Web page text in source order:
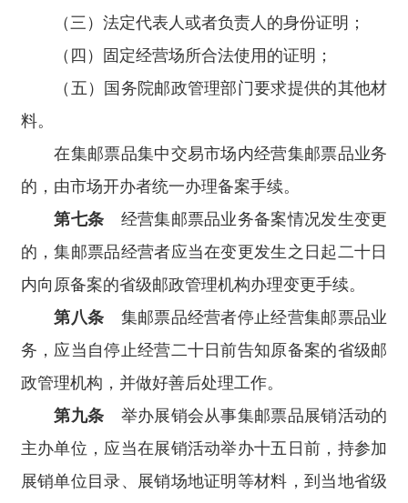
（三）法定代表人或者负责人的身份证明；
（四）固定经营场所合法使用的证明；
（五）国务院邮政管理部门要求提供的其他材
料。
在集邮票品集中交易市场内经营集邮票品业务
的，由市场开办者统一办理备案手续。
第七条 经营集邮票品业务备案情况发生变更
的，集邮票品经营者应当在变更发生之日起二十日
内向原备案的省级邮政管理机构办理变更手续。
第八条 集邮票品经营者停止经营集邮票品业
务，应当自停止经营二十日前告知原备案的省级邮
政管理机构，并做好善后处理工作。
第九条 举办展销会从事集邮票品展销活动的
主办单位，应当在展销活动举办十五日前，持参加
展销单位目录、展销场地证明等材料，到当地省级